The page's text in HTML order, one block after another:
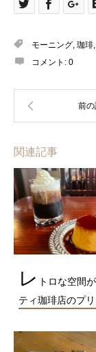
モーニング, 珈琲,
コメント: 0
関連記事
レ トロな空間
ティ珈琲店のプ